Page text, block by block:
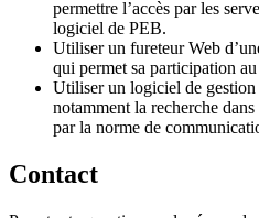
permettre l’accès par les
logiciel de PEB.
Utiliser un fureteur Web d’
qui permet sa participation
Utiliser un logiciel de
notamment la recherche
par la norme de
Contact